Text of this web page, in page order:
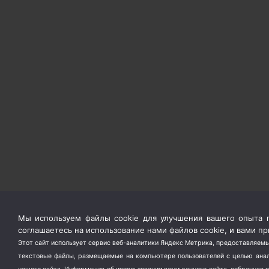
Мы используем файлы cookie для улучшения вашего опыта
соглашаетесь на использование нами файлов cookie, и вами
Этот сайт использует сервис веб-аналитики Яндекс Метрика,
текстовые файлы, размещаемые на компьютере пользователей с целью